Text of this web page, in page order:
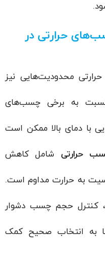
حرارتی در
محدودیت‌هایی نیز
نسبت به برخی چسب‌های
با دمای بالا ممکن است
حرارتیشامل کاهش
به حرارت مداوم است.
کنترل حجم چسب دشوار
به انتخاب صحیح کمک